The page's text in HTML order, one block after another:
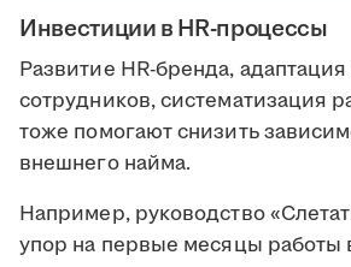
Инвестиции в HR-процессы
Развитие HR-бренда,
сотрудников, систематизация
тоже помогают снизить
внешнего найма.
Например, руководство
упор на первые месяцы работы